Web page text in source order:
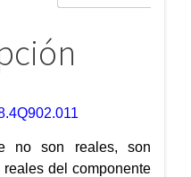
no son reales, son
del componente